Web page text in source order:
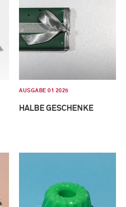
AUSGABE 01 2025
HALBE GESCHENKE